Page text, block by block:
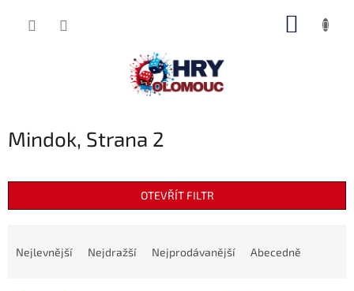
Mindok, Strana 2
OTEVŘÍT FILTR
Nejlevnější Nejdražší Nejprodávanější Abecedně